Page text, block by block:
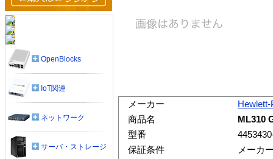
メーカー
商品名
ML310
型番
保証条件
メーカ
OpenBlocks
IoT関連
ネットワーク
サーバ・ストレージ